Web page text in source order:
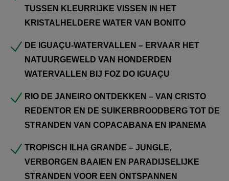
De reis eindigt inRio de Janeiro, waar iconen zoals
Ipanemasamenkomen met levendige wijken en prachtige
uitzichten. Tot slot biedtIlha Grandeeen tropische
afsluiting met jungle, rustige stranden en helderblauwe
baaien.
dan verneem ik graag uw terugkoppeling.
Om het landarrangement te boeken, ontvangen wij graag
TUSSEN KLEURRIJKE VISSEN IN HET
KRISTALHELDERE WATER VAN BONITO
DE IGUAÇU-WATERVALLEN – ERVAAR HET
NATUURGEWELD VAN HONDERDEN
WATERVALLEN BIJ FOZ DO IGUAÇU
RIO DE JANEIRO ONTDEKKEN – VAN CRISTO
REDENTOR EN DE SUIKERBROODBERG TOT DE
STRANDEN VAN COPACABANA EN IPANEMA
TROPISCH ILHA GRANDE – JUNGLE,
VERBORGEN BAAIEN EN PARADIJSELIJKE
STRANDEN VOOR EEN ONTSPANNEN